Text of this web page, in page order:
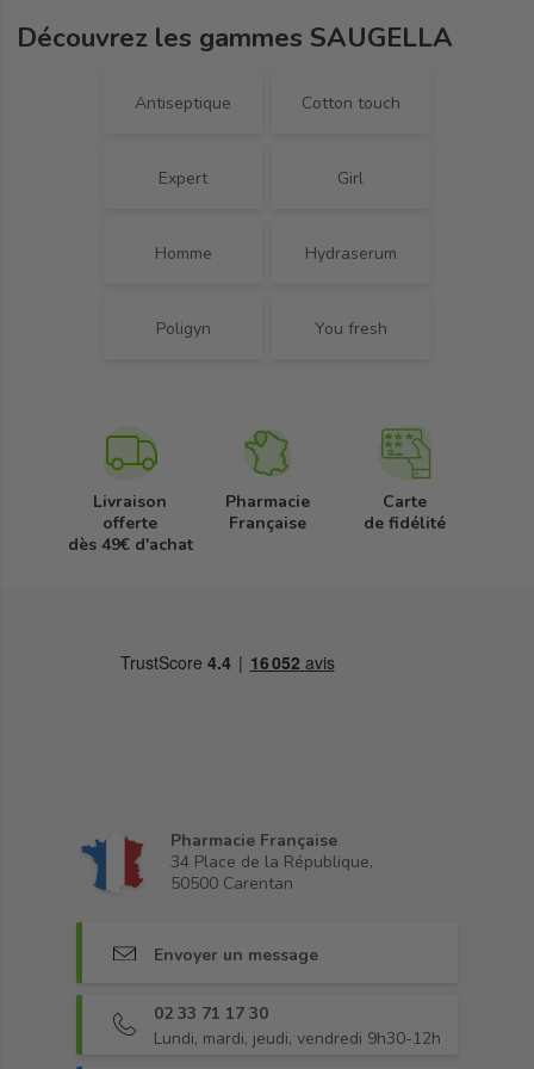
Découvrez les gammes SAUGELLA
Antiseptique Cotton touch
Expert Girl
Homme Hydraserum
Poligyn You fresh
Livraison
offerte
dès 49€ d'achat
Pharmacie
Française
Carte
de fidélité
Pharmacie Française
34 Place de la République,
50500 Carentan
Envoyer un message
02 33 71 17 30
Lundi, mardi, jeudi, vendredi 9h30-12h